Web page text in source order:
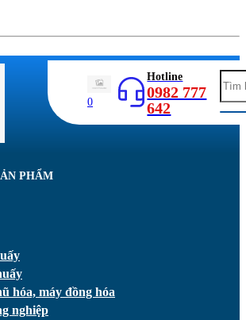
0
Hotline
0982 777
642
PHẨM
hóa, máy đồng hóa
nghiệp